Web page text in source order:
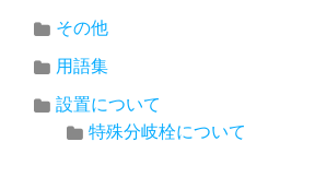
その他
用語集
設置について
特殊分岐栓について